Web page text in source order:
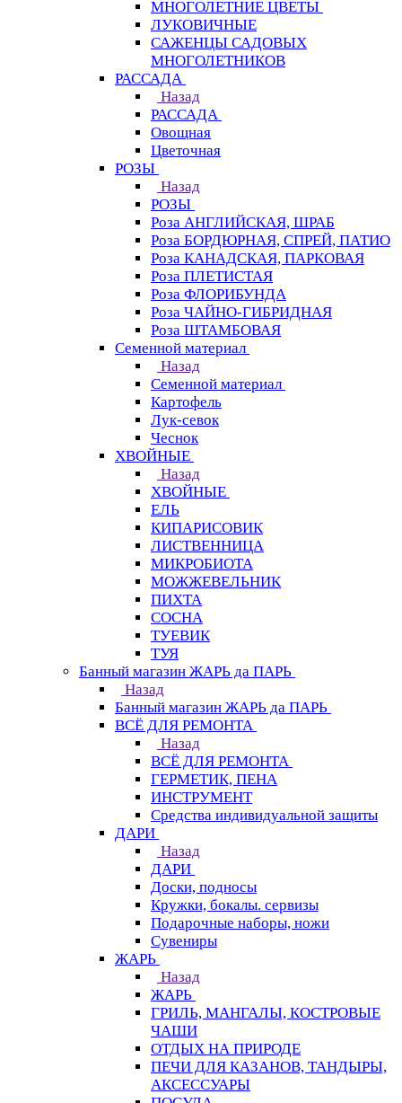
МНОГОЛЕТНИЕ ЦВЕТЫ
ЛУКОВИЧНЫЕ
САЖЕНЦЫ САДОВЫХ
МНОГОЛЕТНИКОВ
РАССАДА
Назад
РАССАДА
Овощная
Цветочная
РОЗЫ
Назад
РОЗЫ
Роза АНГЛИЙСКАЯ, ШРАБ
Роза БОРДЮРНАЯ, СПРЕЙ, ПАТИО
Роза КАНАДСКАЯ, ПАРКОВАЯ
Роза ПЛЕТИСТАЯ
Роза ФЛОРИБУНДА
Роза ЧАЙНО-ГИБРИДНАЯ
Роза ШТАМБОВАЯ
Семенной материал
Назад
Семенной материал
Картофель
Лук-севок
Чеснок
ХВОЙНЫЕ
Назад
ХВОЙНЫЕ
ЕЛЬ
КИПАРИСОВИК
ЛИСТВЕННИЦА
МИКРОБИОТА
МОЖЖЕВЕЛЬНИК
ПИХТА
СОСНА
ТУЕВИК
ТУЯ
Банный магазин ЖАРЬ да ПАРЬ
Назад
Банный магазин ЖАРЬ да ПАРЬ
ВСЁ ДЛЯ РЕМОНТА
Назад
ВСЁ ДЛЯ РЕМОНТА
ГЕРМЕТИК, ПЕНА
ИНСТРУМЕНТ
Средства индивидуальной защиты
ДАРИ
Назад
ДАРИ
Доски, подносы
Кружки, бокалы. сервизы
Подарочные наборы, ножи
Сувениры
ЖАРЬ
Назад
ЖАРЬ
ГРИЛЬ, МАНГАЛЫ, КОСТРОВЫЕ
ЧАШИ
ОТДЫХ НА ПРИРОДЕ
ПЕЧИ ДЛЯ КАЗАНОВ, ТАНДЫРЫ,
АКСЕССУАРЫ